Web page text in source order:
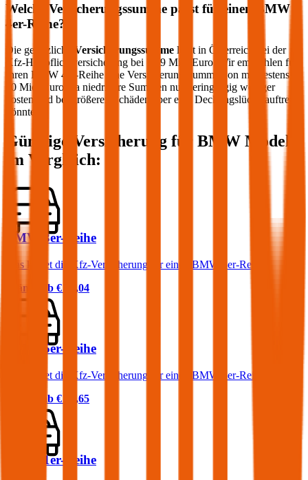
Welche Versicherungssumme passt für einen
BMW
4er-Reihe?
Die gesetzliche Versicherungssumme liegt in Österreich bei der
Kfz-Haftpflichtversicherung bei 7,79 Mio. Euro. Wir empfehlen für
Ihren BMW 4er-Reihe eine Versicherungssumme von mindestens
20 Mio. Euro, da niedrigere Summen nur geringfügig weniger
kosten und bei größeren Schäden aber eine Deckungslücke auftreten
könnte.
Günstige Versicherung für BMW Modelle
im Vergleich:
BMW 3er-Reihe
Was kostet die Kfz-Versicherung für einen BMW 3er-Reihe?
Prämie ab € 68,04
BMW 5er-Reihe
Was kostet die Kfz-Versicherung für einen BMW 5er-Reihe?
Prämie ab € 83,65
BMW 1er-Reihe